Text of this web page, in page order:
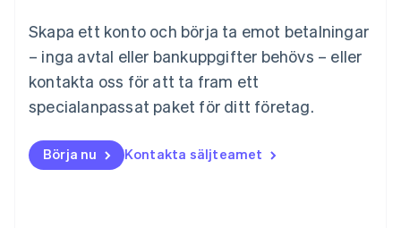
Skapa ett konto och börja ta emot betalningar
– inga avtal eller bankuppgifter behövs – eller
kontakta oss för att ta fram ett
specialanpassat paket för ditt företag.
Börja nu Kontakta säljteamet
Español English
Nederländerna
Nederlands English
Norge
English
Nya Zeeland
Polen
English